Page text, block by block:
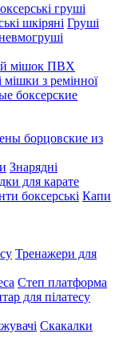
груші
шкіряні Груші
мішок ПВХ
мішки з ремінної
боксерские
борцовские из
Знарядні
для карате
боксерські Капи
Тренажери для
Степ платформа
для пілатесу
Скакалки